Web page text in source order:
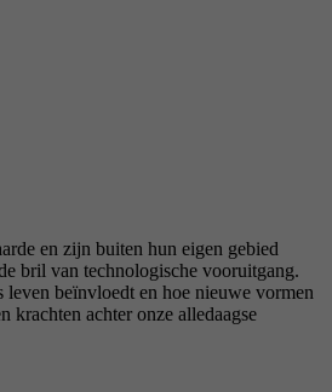
en zijn buiten hun eigen gebied
bril van technologische vooruitgang.
beïnvloedt en hoe nieuwe vormen
achter onze alledaagse